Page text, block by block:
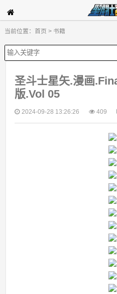
当前位置： 首页 > 书籍
圣斗士星矢.漫画
版.Vol 05
2024-09-28 13:26:26 409